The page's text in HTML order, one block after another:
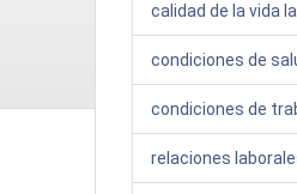
calidad de la vida
condiciones de
condiciones de
relaciones